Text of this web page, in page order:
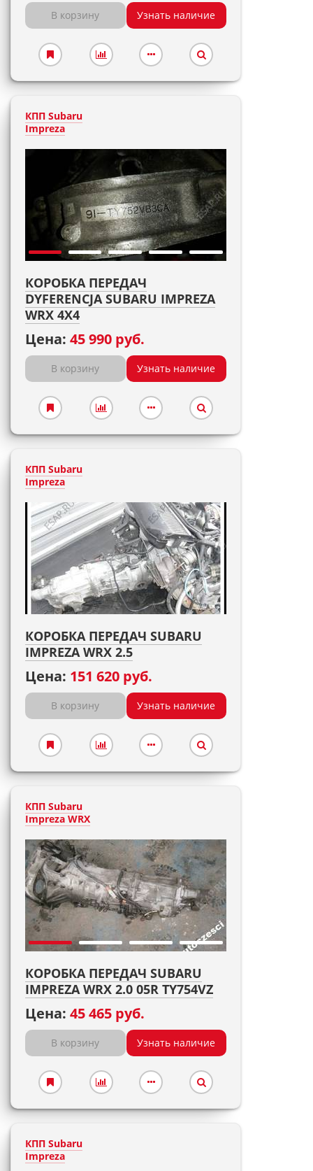
В корзину Узнать наличие
КПП Subaru
Impreza
КОРОБКА ПЕРЕДАЧ
DYFERENCJA SUBARU IMPREZA
WRX 4X4
Цена: 45 990 руб.
В корзину Узнать наличие
КПП Subaru
Impreza
КОРОБКА ПЕРЕДАЧ SUBARU
IMPREZA WRX 2.5
Цена: 151 620 руб.
В корзину Узнать наличие
КПП Subaru
Impreza WRX
КОРОБКА ПЕРЕДАЧ SUBARU
IMPREZA WRX 2.0 05R TY754VZ
Цена: 45 465 руб.
В корзину Узнать наличие
КПП Subaru
Impreza